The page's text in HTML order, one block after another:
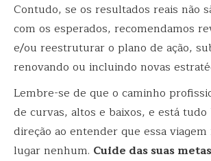
Contudo, se os resultados reais não
com os esperados, recomendamos
e/ou reestruturar o plano de ação,
renovando ou incluindo novas
Lembre-se de que o caminho
de curvas, altos e baixos, e está
direção ao entender que essa viagem
lugar nenhum. Cuide das suas